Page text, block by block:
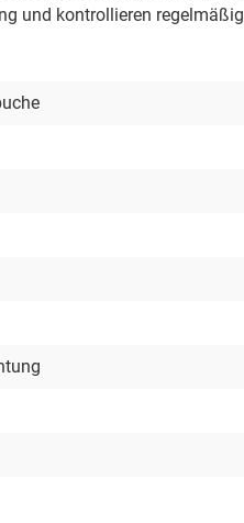
und kontrollieren regelmäßig